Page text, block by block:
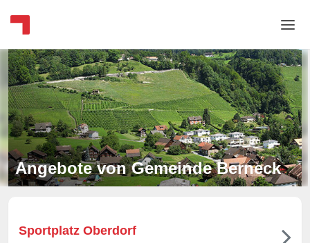
Home
Login
Sprache
Hilfe & Info
Angebote von Gemeinde Berneck
Sportplatz Oberdorf